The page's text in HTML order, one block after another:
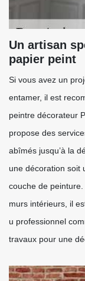
Un artisan
papier peint
Si vous avez un
entamer, il est
peintre décorateur
propose des
abîmés jusqu’à la
une décoration soit
couche de
murs intérieurs, il
u professionnel
travaux pour une